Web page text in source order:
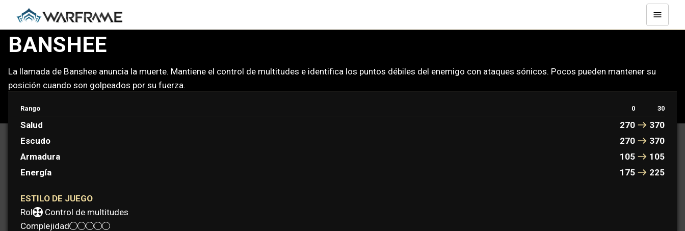
BANSHEE
La llamada de Banshee anuncia la muerte. Mantiene el control de multitudes e identifica los puntos débiles del enemigo con ataques sónicos. Pocos pueden mantener su
posición cuando son golpeados por su fuerza.
Rango 0 30
Salud 270
370
Escudo
270
370
Armadura
105
105
Energía
175 225
ESTILO DE JUEGO
Rol:
Control de multitudes
Complejidad: